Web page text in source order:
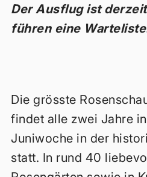
Der Ausflug ist
führen eine
Die grösste
findet alle zwei Jahre
Juniwoche in der
statt. In rund 40